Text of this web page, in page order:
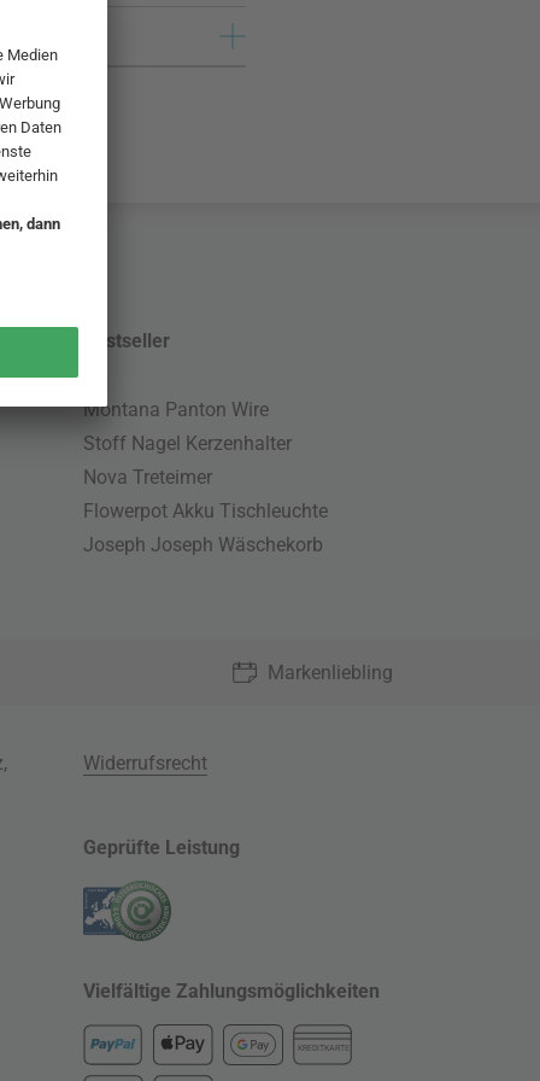
Bestseller
Montana Panton Wire
Stoff Nagel Kerzenhalter
Nova Treteimer
Flowerpot Akku Tischleuchte
Joseph Joseph Wäschekorb
Markenliebling
,
Widerrufsrecht
Geprüfte Leistung
Vielfältige Zahlungsmöglichkeiten
KREDITKARTE